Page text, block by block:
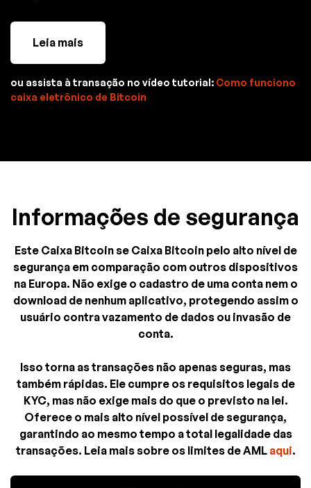
Leia mais
ou assista à transação no vídeo tutorial: Como funciono
caixa eletrônico de Bitcoin
Informações de segurança
Este Caixa Bitcoin se Caixa Bitcoin pelo alto nível de
segurança em comparação com outros dispositivos
na Europa. Não exige o cadastro de uma conta nem o
download de nenhum aplicativo, protegendo assim o
usuário contra vazamento de dados ou invasão de
conta.
Isso torna as transações não apenas seguras, mas
também rápidas. Ele cumpre os requisitos legais de
KYC, mas não exige mais do que o previsto na lei.
Oferece o mais alto nível possível de segurança,
garantindo ao mesmo tempo a total legalidade das
transações. Leia mais sobre os limites de AML aqui.